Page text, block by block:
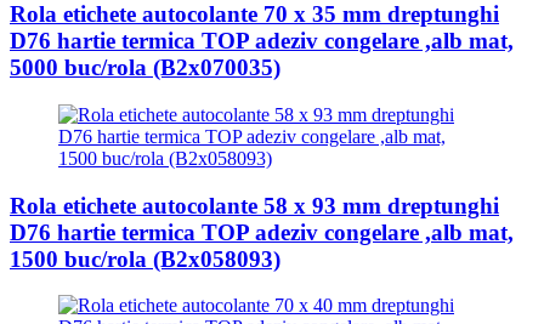
Rola etichete autocolante 70 x 35 mm dreptunghi
D76 hartie termica TOP adeziv congelare ,alb mat,
5000 buc/rola (B2x070035)
Rola etichete autocolante 58 x 93 mm dreptunghi
D76 hartie termica TOP adeziv congelare ,alb mat,
1500 buc/rola (B2x058093)